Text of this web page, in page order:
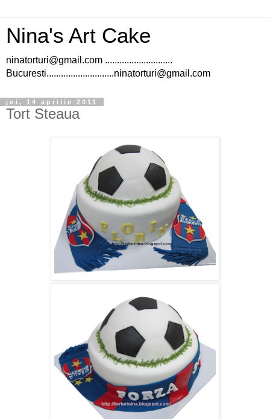
Nina's Art Cake
ninatorturi@gmail.com ............................
Bucuresti............................ninatorturi@gmail.com
joi, 14 aprilie 2011
Tort Steaua